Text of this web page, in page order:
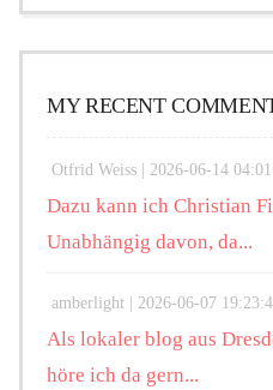
MY RECENT
Otfrid Weiss | 2026-06-14
Dazu kann ich Christian
Unabhängig davon, da...
amberlight | 2026-06-07
Als lokaler blog aus
höre ich da gern...